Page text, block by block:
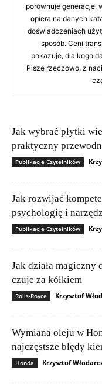
porównuje generacje,
opiera na danych
doświadczeniach
sposób. Ceni
pokazuje, dla kogo
Pisze rzeczowo, z
Jak wybrać płytki
praktyczny
Publikacje Czytelników
Jak rozwijać
psychologię i
Publikacje Czytelników
Jak działa
czuje za kółkiem
Rolls-Royce Krzysztof
Wymiana oleju w
najczęstsze błędy
Honda Krzysztof